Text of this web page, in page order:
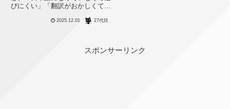
びにくい」「翻訳がおかしくて違
たることがあります。新しい
たら嬉しいと思うのでその方法を
2025.12.01 27代目
スポンサーリンク